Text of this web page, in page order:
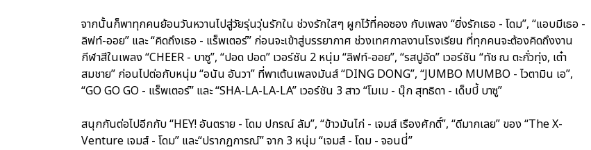
จากนั้นก็พาทุกคนย้อนวันหวานไปสู่วัยรุ่นวุ่นรักใน ช่วงรักใสๆ ผูกไว้ที่คอซอง กับเพลง “ยิ่งรักเธอ - โดม”, “แอบมีเธอ -
ลิฟท์-ออย” และ “คิดถึงเธอ - แร็พเตอร์” ก่อนจะเข้าสู่บรรยากาศ ช่วงเทศกาลงานโรงเรียน ที่ทุกคนจะต้องคิดถึงงาน
กีฬาสีในเพลง “CHEER - บาซู”, “ปอด ปอด” เวอร์ชัน 2 หนุ่ม “ลิฟท์-ออย”, “รสปูอัด” เวอร์ชัน “ทัช ณ ตะกั่วทุ่ง, เต๋า
สมชาย” ก่อนไปต่อกับหนุ่ม “อนัน อันวา” ที่พาเต้นเพลงมันส์ “DING DONG”, “JUMBO MUMBO - ไวตามิน เอ”,
“GO GO GO - แร็พเตอร์” และ “SHA-LA-LA-LA” เวอร์ชัน 3 สาว “โมเม - นุ๊ก สุทธิดา - เด็บบี้ บาซู”
สนุกกันต่อไปอีกกับ “HEY! อันตราย - โดม ปกรณ์ ลัม”, “ข้าวมันไก่ - เจมส์ เรืองศักดิ์”, “ดีมากเลย” ของ “The X-
Venture เจมส์ - โดม” และ“ปรากฏการณ์” จาก 3 หนุ่ม “เจมส์ - โดม - จอนนี่”